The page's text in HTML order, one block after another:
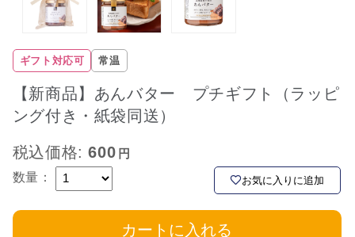
ギフト対応可 常温
【新商品】あんバター プチギフト（ラッピ
ング付き・紙袋同送）
税込価格:600
数量： お気に入りに追加
カートに入れる